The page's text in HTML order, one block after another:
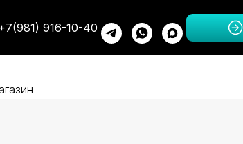
916-10-40